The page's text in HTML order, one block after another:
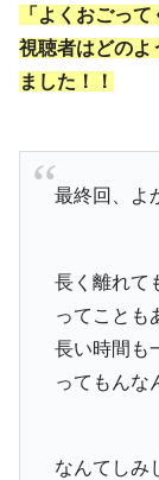
「よくおごっ
視聴者はどのよ
ました！！
最終回、よ
長く離れて
ってことも
長い時間も
ってもんな
なんてしみ